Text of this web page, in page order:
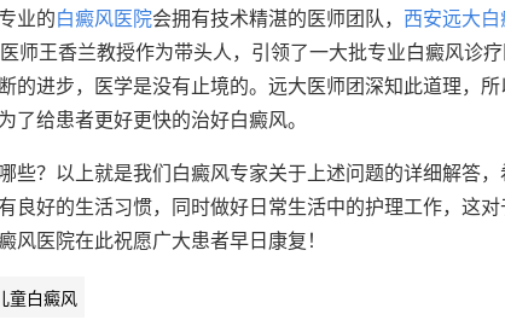
业的白癜风医院会拥有技术精湛的医师团队， 西安远大
师王香兰教授作为带头人，引领了一大批专业白癜风诊
的进步，医学是没有止境的。远大医师团深知此道理，
了给患者更好更快的治好白癜风。
些？以上就是我们白癜风专家关于上述问题的详细解答
良好的生活习惯，同时做好日常生活中的护理工作，这
风医院在此祝愿广大患者早日康复！
童白癜风